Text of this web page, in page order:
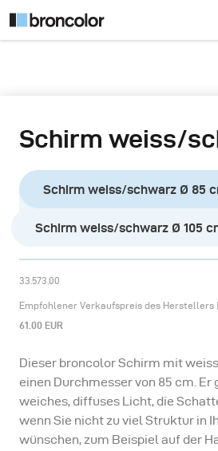
Schirm weiss/
Schirm weiss/schwarz Ø 85
Schirm weiss/schwarz Ø 105
33.573.00
Empfohlener Verkaufspreis des Herstellers |
61.00 EUR
Dieser broncolor Schirm mit
einen Durchmesser von 85 cm. Er
weiches, diffuses Licht, die
wenn Sie nicht zu viel Struktur in
wünschen, zum Beispiel auf der